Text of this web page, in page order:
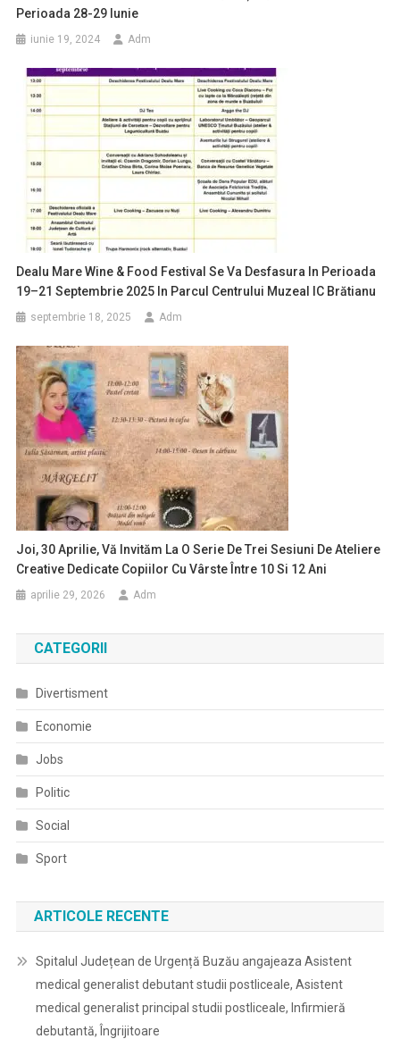
Perioada 28-29 Iunie
iunie 19, 2024 Adm
Dealu Mare Wine & Food Festival Se Va Desfasura In Perioada
19–21 Septembrie 2025 In Parcul Centrului Muzeal IC Brătianu
septembrie 18, 2025 Adm
Joi, 30 Aprilie, Vă Invităm La O Serie De Trei Sesiuni De Ateliere
Creative Dedicate Copiilor Cu Vârste Între 10 Si 12 Ani
aprilie 29, 2026 Adm
CATEGORII
Divertisment
Economie
Jobs
Politic
Social
Sport
ARTICOLE RECENTE
Spitalul Județean de Urgență Buzău angajeaza Asistent
medical generalist debutant studii postliceale, Asistent
medical generalist principal studii postliceale, Infirmieră
debutantă, Îngrijitoare